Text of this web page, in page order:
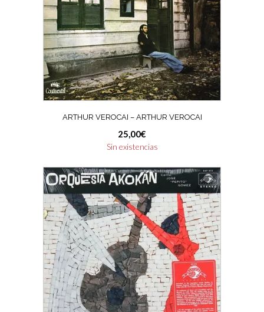
ARTHUR VEROCAI – ARTHUR VEROCAI
25,00€
Sin existencias